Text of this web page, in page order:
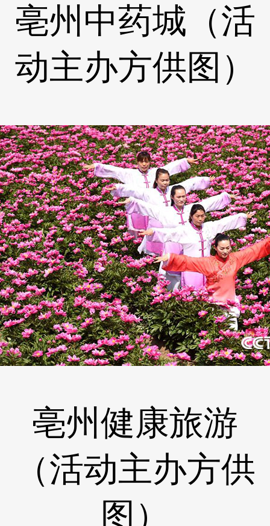
亳州中药城 （活
动主办方供图）
亳州健康旅游
（活动主办方供
图）